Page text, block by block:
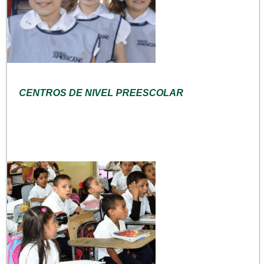
CENTROS DE NIVEL PREESCOLAR